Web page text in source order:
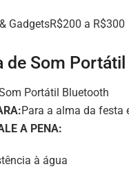
GadgetsR$200 a R$300
de Som
Para a alma da festa
A PENA:
à água